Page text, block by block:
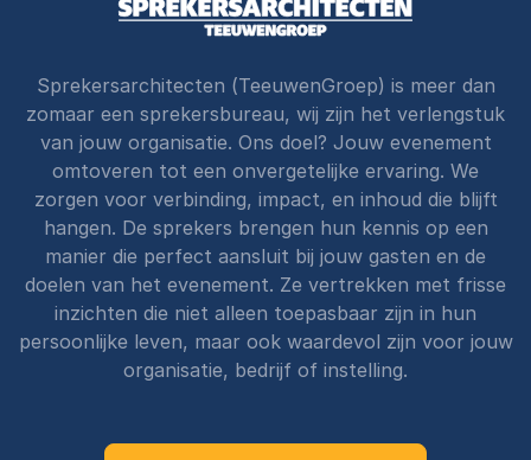
Sprekersarchitecten (TeeuwenGroep) is meer dan
zomaar een sprekersbureau, wij zijn het verlengstuk
van jouw organisatie. Ons doel? Jouw evenement
omtoveren tot een onvergetelijke ervaring. We
zorgen voor verbinding, impact, en inhoud die blijft
hangen. De sprekers brengen hun kennis op een
manier die perfect aansluit bij jouw gasten en de
doelen van het evenement. Ze vertrekken met frisse
inzichten die niet alleen toepasbaar zijn in hun
persoonlijke leven, maar ook waardevol zijn voor jouw
organisatie, bedrijf of instelling.